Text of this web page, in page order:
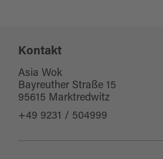
Kontakt
Asia Wok
Bayreuther Straße 15
95615 Marktredwitz
+49 9231 / 504999